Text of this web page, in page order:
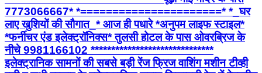
7773066667* *======================* *_घर
लाए खुशियों की सौगात_* आज ही पधारे *अनुपम लाइफ स्टाइल*
*फर्नीचर एंड इलेक्ट्रॉनिक्स* तुलसी होटल के पास ओवरब्रिज के
नीचे 9981166102 ******************************
इलेक्ट्रानिक सामनों की सबसे बड़ी रेंज फ्रिज वाशिंग मशीन टीव्ही